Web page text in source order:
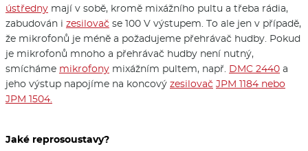
ústředny mají v sobě, kromě mixážního pultu a třeba rádia,
zabudován i zesilovač se 100 V výstupem. To ale jen v případě,
že mikrofonů je méně a požadujeme přehrávač hudby. Pokud
je mikrofonů mnoho a přehrávač hudby není nutný,
smícháme mikrofony mixážním pultem, např. DMC 2440 a
jeho výstup napojíme na koncový zesilovač JPM 1184 nebo
JPM 1504.
Jaké reprosoustavy?